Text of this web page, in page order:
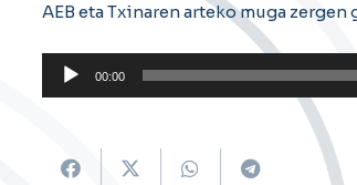
AEB eta Txinaren arteko muga
Soinu
erreproduzigailua
00:00